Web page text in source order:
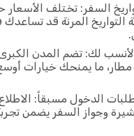
السفر: تختلف
التواريخ المرنة قد
لك: تضم المدن
مطار، ما يمنحك خيارات
الدخول مسبقاً:
وجواز السفر يضمن